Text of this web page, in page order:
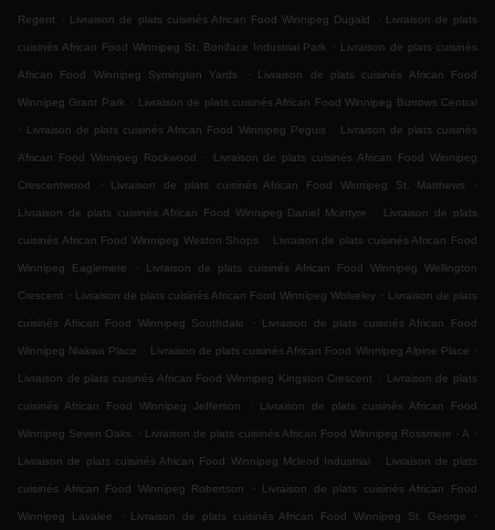
Regent . Livraison de plats cuisinés African Food Winnipeg Dugald . Livraison de plats
cuisinés African Food Winnipeg St. Boniface Industrial Park . Livraison de plats cuisinés
African Food Winnipeg Symington Yards . Livraison de plats cuisinés African Food
Winnipeg Grant Park . Livraison de plats cuisinés African Food Winnipeg Burrows Central
. Livraison de plats cuisinés African Food Winnipeg Peguis . Livraison de plats cuisinés
African Food Winnipeg Rockwood . Livraison de plats cuisinés African Food Winnipeg
Crescentwood . Livraison de plats cuisinés African Food Winnipeg St. Matthews .
Livraison de plats cuisinés African Food Winnipeg Daniel Mcintyre . Livraison de plats
cuisinés African Food Winnipeg Weston Shops . Livraison de plats cuisinés African Food
Winnipeg Eaglemere . Livraison de plats cuisinés African Food Winnipeg Wellington
Crescent . Livraison de plats cuisinés African Food Winnipeg Wolseley . Livraison de plats
cuisinés African Food Winnipeg Southdale . Livraison de plats cuisinés African Food
Winnipeg Niakwa Place . Livraison de plats cuisinés African Food Winnipeg Alpine Place .
Livraison de plats cuisinés African Food Winnipeg Kingston Crescent . Livraison de plats
cuisinés African Food Winnipeg Jefferson . Livraison de plats cuisinés African Food
Winnipeg Seven Oaks . Livraison de plats cuisinés African Food Winnipeg Rossmere - A .
Livraison de plats cuisinés African Food Winnipeg Mcleod Industrial . Livraison de plats
cuisinés African Food Winnipeg Robertson . Livraison de plats cuisinés African Food
Winnipeg Lavalee . Livraison de plats cuisinés African Food Winnipeg St. George .